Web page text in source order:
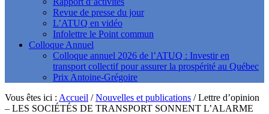
Revue de presse du jour
L’ATUQ en vidéo
Infolettre le Point commun
Colloque Annuel
Colloque annuel 2026 de l’ATUQ : Investir en
transport collectif pour assurer la prospérité au Québec
Prix Antoine-Grégoire
Vous êtes ici : Accueil /Nouvelles et publications /Lettre d’opinion
– LES SOCIÉTÉS DE TRANSPORT SONNENT L’ALARME